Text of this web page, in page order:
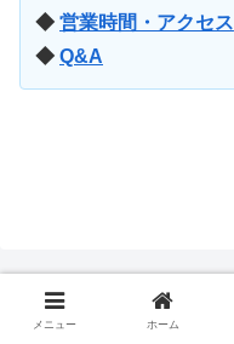
◆ 営業時間・アクセス
◆ Q&A
メニュー ホーム